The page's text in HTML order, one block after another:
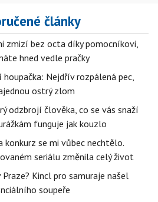
články
zmizí bez octa díky pomocníkovi,
hned vedle pračky
Nejdřív rozpálená pec,
ostrý zlom
odzbrojí člověka, co se vás snaží
funguje jak kouzlo
konkurz se mi vůbec nechtělo.
seriálu změnila celý život
Praze? Kincl pro samuraje našel
soupeře